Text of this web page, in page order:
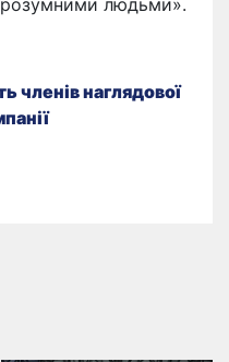
членів наглядової